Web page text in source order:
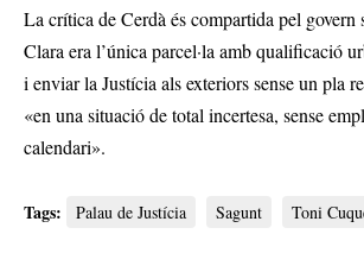
La crítica de Cerdà és compartida pel govern
Clara era l’única parcel·la amb qualificació
i enviar la Justícia als exteriors sense un pla
«en una situació de total incertesa, sense
calendari».
Tags: Palau de Justícia Sagunt Toni